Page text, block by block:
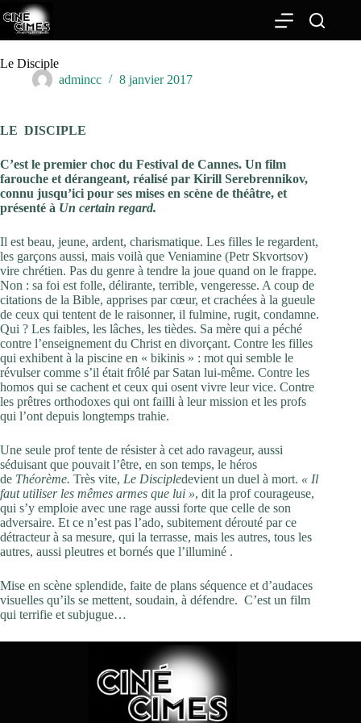
Passer
au
contenu
Le Disciple
admincc
8 janvier 2017
LE DISCIPLE
C’est le premier choc du Festival de Cannes. Un film
farouche et dérangeant, réalisé par Kirill Serebrennikov,
connu jusqu’ici pour ses mises en scène de théâtre, et
présenté à Un certain regard.
Il est beau, jeune, ardent, charismatique. Les filles le regardent,
les garçons aussi, mais voilà que Veniamine (Petr Skvortsov)
vire chrétien. Pas du genre à tendre la joue quand on le frappe.
Non : sa foi est folle, délirante, terrible, vengeresse. A coup de
citations de la Bible, apprises par cœur, et crachées à la gueule
de ceux qui tentent de le raisonner, il fulmine, rugit, condamne.
Qui ? Les faibles, les lâches, les tièdes. Sa mère qui a péché
contre l’enseignement du Christ en divorçant. Contre les filles
qui exhibent à la piscine en « bikinis » : mot qui semble le
révulser comme s’il était frôlé par Satan lui-même. Contre les
homos qui se cachent et ceux qui osent vivre leur vice. Contre
les prêtres orthodoxes qui ont failli à leur mission et les profs
qui l’ont depuis longtemps trahie.
Une seule prof tente de résister à cet ado ravageur, aussi
séduisant que pouvait l’être, en son temps, le héros
de Théorème. Très vite, Le Discipledevient un duel à mort. « Il
faut utiliser les mêmes armes que lui », dit la prof courageuse,
qui s’y emploie avec une rage aussi forte que celle de son
adversaire. Et ce n’est pas l’ado, subitement dérouté par ce
détracteur à sa mesure, qui la terrasse, mais les autres, tous les
autres, aussi pleutres et bornés que l’illuminé .
Mise en scène splendide, faite de plans séquence et d’audaces
visuelles qu’ils se mettent, soudain, à défendre. C’est un film
qui terrifie et subjugue…